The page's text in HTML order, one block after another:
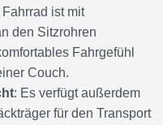
Fahrrad ist mit
den Sitzrohren
Fahrgefühl
Couch.
: Es verfügt außerdem
für den Transport